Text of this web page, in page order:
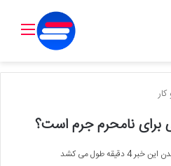
نامحرم جرم است؟
خبر 4 دقیقه طول می کشد